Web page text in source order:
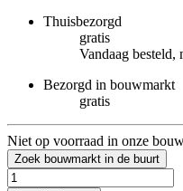
Thuisbezorgd
gratis
Vandaag besteld,
Bezorgd in bouwmarkt
gratis
Niet op voorraad in onze
Zoek bouwmarkt in de buurt